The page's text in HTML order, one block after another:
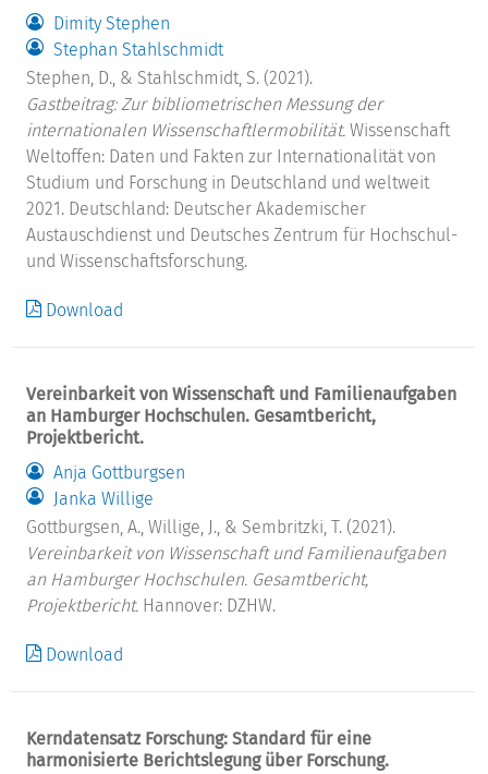
Dimity Stephen
Stephan Stahlschmidt
Stephen, D., & Stahlschmidt, S. (2021).
Gastbeitrag: Zur bibliometrischen Messung der
internationalen Wissenschaftlermobilität. Wissenschaft
Weltoffen: Daten und Fakten zur Internationalität von
Studium und Forschung in Deutschland und weltweit
2021. Deutschland: Deutscher Akademischer
Austauschdienst und Deutsches Zentrum für Hochschul-
und Wissenschaftsforschung.
Download
Vereinbarkeit von Wissenschaft und Familienaufgaben
an Hamburger Hochschulen. Gesamtbericht,
Projektbericht.
Anja Gottburgsen
Janka Willige
Gottburgsen, A., Willige, J., & Sembritzki, T. (2021).
Vereinbarkeit von Wissenschaft und Familienaufgaben
an Hamburger Hochschulen. Gesamtbericht,
Projektbericht. Hannover: DZHW.
Download
Kerndatensatz Forschung: Standard für eine
harmonisierte Berichtslegung über Forschung.